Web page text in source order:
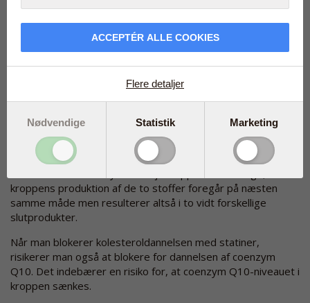
forskning vise.
Men når
handler om
kolesterolsænkende statiner, er det relevant at komme ind
på stoffet coenzym Q10. Kolesterol og Q10 deler nemlig
kroppens produktion af de to stoffer foregår på næsten
samme måde men resulterer altså i to vidt forskellige
slutprodukter.
Når man blokerer kolesteroldannelsen med statiner,
risikerer man også at blokere for dannelsen af coenzym
Q10. Det indebærer en risiko for, at coenzym Q10-niveauet i
kroppen sænkes.
ACCEPTÉR ALLE COOKIES
Flere detaljer
Nødvendige Statistik Marketing